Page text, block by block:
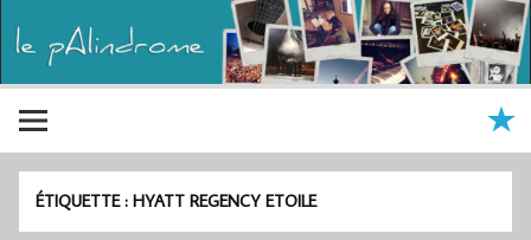
ÉTIQUETTE :HYATT REGENCY ETOILE